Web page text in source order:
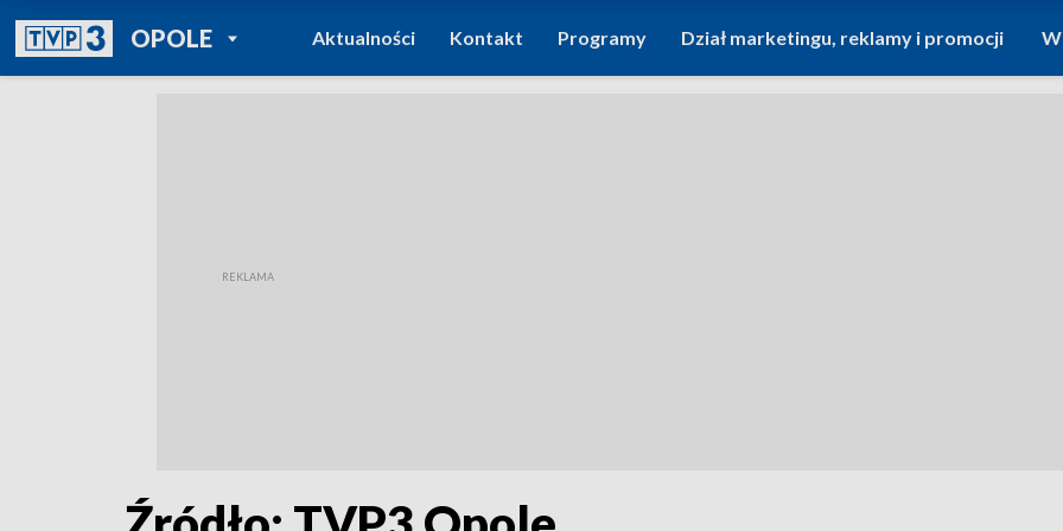
OPOLEPOWRÓT DO
TVP REGIONY
Aktualności Kontakt Programy Dział marketingu, reklamy i promocji